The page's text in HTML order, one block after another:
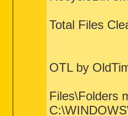
Total Files
OTL by
Files\Folders